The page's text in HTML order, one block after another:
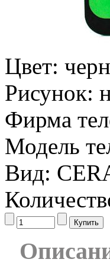
Цвет:
Рисунок:
Фирма
Модель
Вид: